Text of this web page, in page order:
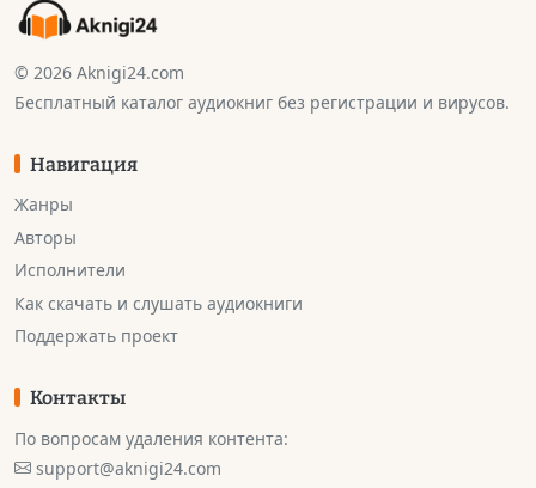
© 2026 Aknigi24.com
Бесплатный каталог аудиокниг без регистрации и вирусов.
Навигация
Жанры
Авторы
Исполнители
Как скачать и слушать аудиокниги
Поддержать проект
Контакты
По вопросам удаления контента:
support@aknigi24.com